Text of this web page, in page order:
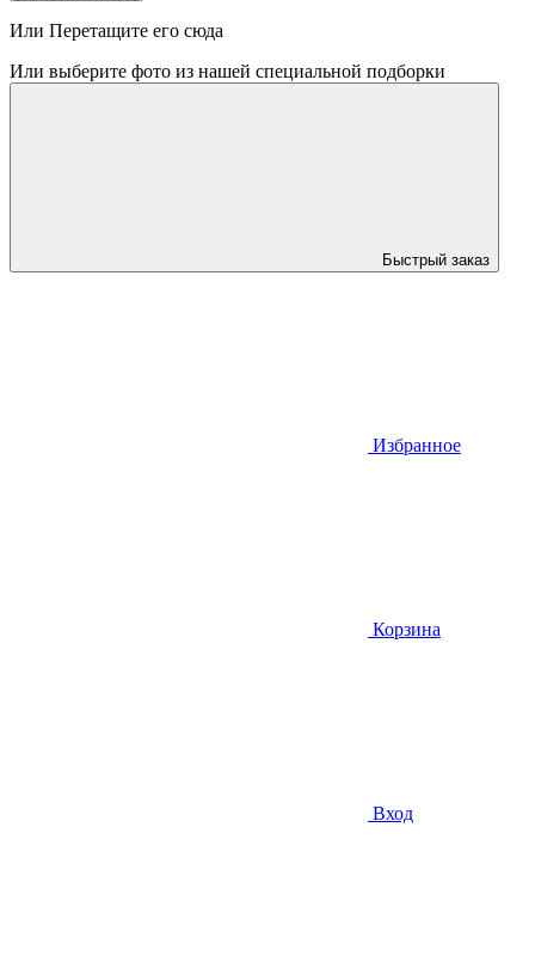
Или Перетащите его сюда
Или выберите фото из нашей специальной подборки
Быстрый заказ
Избранное
Корзина
Вход